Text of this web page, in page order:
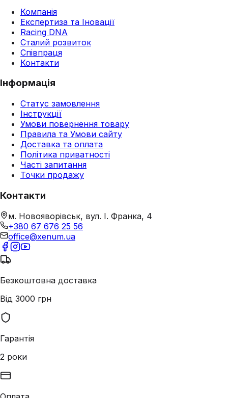
Компанія
Експертиза та Іновації
Racing DNA
Сталий розвиток
Співпраця
Контакти
Інформація
Статус замовлення
Інструкції
Умови повернення товару
Правила та Умови сайту
Доставка та оплата
Політика приватності
Часті запитання
Точки продажу
Контакти
м. Новояворівськ, вул. І. Франка, 4
+380 67 676 25 56
office@xenum.ua
Безкоштовна доставка
Від 3000 грн
Гарантія
2 роки